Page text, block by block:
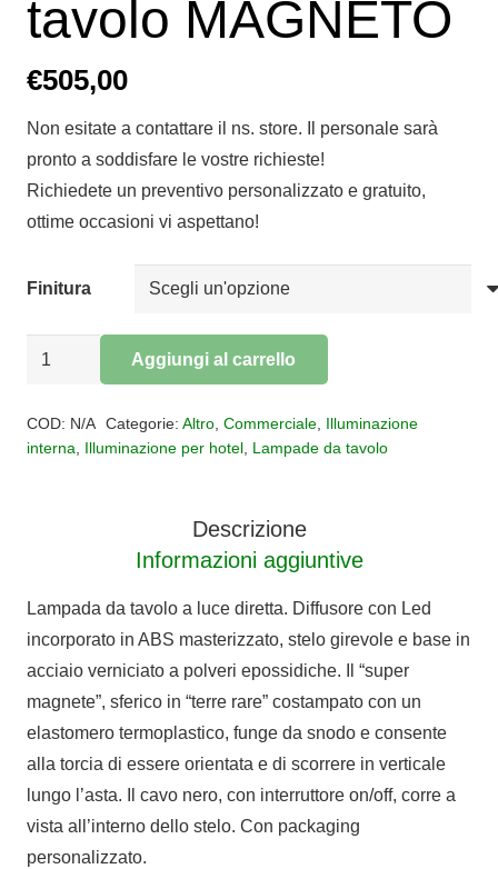
tavolo MAGNETO
€505,00
Non esitate a contattare il ns. store. Il personale sarà
pronto a soddisfare le vostre richieste!
Richiedete un preventivo personalizzato e gratuito,
ottime occasioni vi aspettano!
Finitura
Lampada
MAGNETO
Aggiungi al carrello
COD: N/A Categorie: Altro, Commerciale, Illuminazione
interna
Illuminazione per hotel Lampade da tavolo
Descrizione
Informazioni aggiuntive
Lampada da tavolo a luce diretta. Diffusore con Led
incorporato in ABS masterizzato, stelo girevole e base in
acciaio verniciato a polveri epossidiche. Il “super
magnete”, sferico in “terre rare” costampato con un
elastomero termoplastico, funge da snodo e consente
alla torcia di essere orientata e di scorrere in verticale
lungo l’asta. Il cavo nero, con interruttore on/off, corre a
vista all’interno dello stelo. Con packaging
personalizzato.